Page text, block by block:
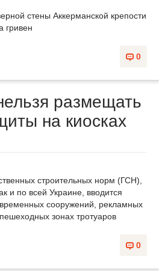
стены Аккерманской крепости
гривен
0
размещать
на киосках
строительных норм (ГСН),
и по всей Украине, вводится
сооружений, рекламных
зонах тротуаров
0